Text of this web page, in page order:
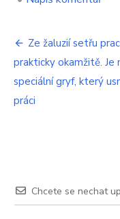
s
věc,
Navigace
pro
příspěvek
Ze žaluzií setřu
prakticky okamžitě. Je
speciální gryf, který
práci
Chcete se nechat